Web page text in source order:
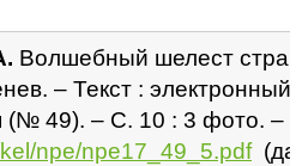
Волшебный шелест
– Текст : электронный
(№ 49). – С. 10 : 3 фото. –
npe/npe17_49_5.pdf